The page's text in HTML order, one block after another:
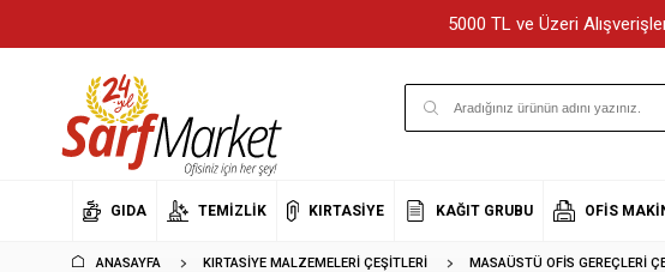
5000 TL ve Üzeri
GIDA TEMIZLIK KIRTASIYE KAĞIT GRUBU OFIS
ANASAYFA KIRTASIYE MALZEMELERI ÇEŞITLERI MASAÜSTÜ OFIS GEREÇLERI